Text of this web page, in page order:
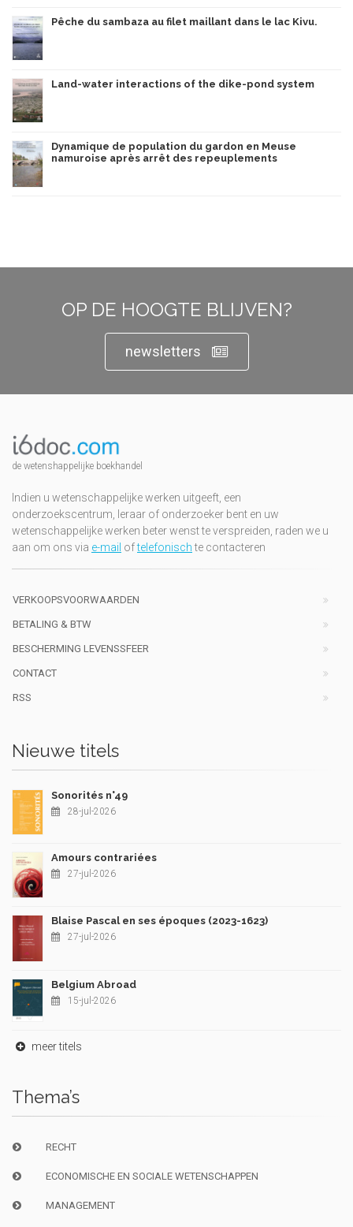
Pêche du sambaza au filet maillant dans le lac Kivu.
Land-water interactions of the dike-pond system
Dynamique de population du gardon en Meuse
namuroise après arrêt des repeuplements
OP DE HOOGTE BLIJVEN?
newsletters
de wetenshappelijke boekhandel
Indien u wetenschappelijke werken uitgeeft, een
onderzoekscentrum, leraar of onderzoeker bent en uw
wetenschappelijke werken beter wenst te verspreiden, raden we u
aan om ons via e-mail oftelefonischte contacteren
VERKOOPSVOORWAARDEN
BETALING & BTW
BESCHERMING LEVENSSFEER
CONTACT
RSS
Nieuwe titels
Sonorités n°49
28-jul-2026
Amours contrariées
27-jul-2026
Blaise Pascal en ses époques (2023-1623)
27-jul-2026
Belgium Abroad
15-jul-2026
meer titels
Thema’s
RECHT
ECONOMISCHE EN SOCIALE WETENSCHAPPEN
MANAGEMENT